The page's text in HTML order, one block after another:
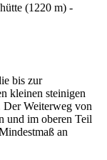
(1220 m) -
bis zur
kleinen steinigen
Der Weiterweg von
und im oberen Teil
an